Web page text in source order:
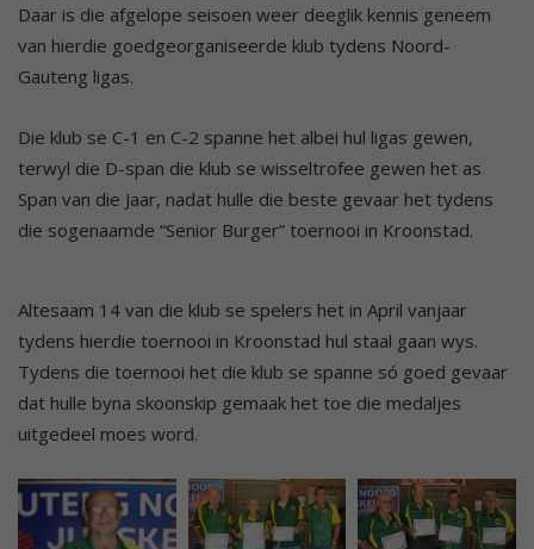
Daar is die afgelope seisoen weer deeglik kennis geneem
van hierdie goedgeorganiseerde klub tydens Noord-
Gauteng ligas.
Die klub se C-1 en C-2 spanne het albei hul ligas gewen,
terwyl die D-span die klub se wisseltrofee gewen het as
Span van die Jaar, nadat hulle die beste gevaar het tydens
die sogenaamde “Senior Burger” toernooi in Kroonstad.
Altesaam 14 van die klub se spelers het in April vanjaar
tydens hierdie toernooi in Kroonstad hul staal gaan wys.
Tydens die toernooi het die klub se spanne só goed gevaar
dat hulle byna skoonskip gemaak het toe die medaljes
uitgedeel moes word.